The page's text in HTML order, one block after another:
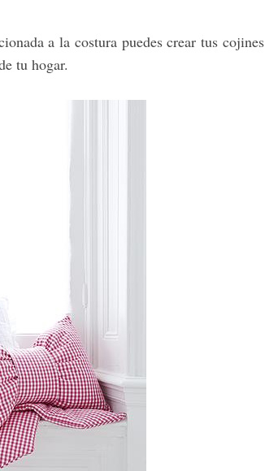
a la costura puedes crear tus cojines
tu hogar.